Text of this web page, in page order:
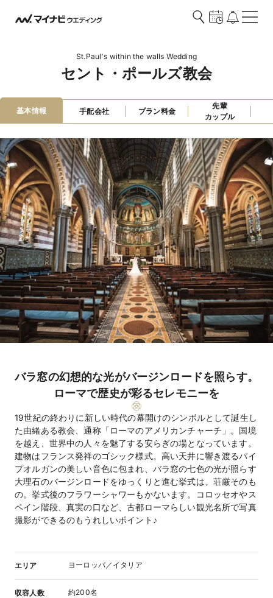
St.Paul's within the walls Wedding
セント・ポールズ教会
基本情報 手配会社 プラン料金
先輩
カップル
バラ窓の幻想的な光がバージンロードを照らす。
ローマで歴史が彩るセレモニーを
19世紀の終わりに新しい時代の幕開けのシンボルとして誕生し
た由緒ある教会、通称「ローマのアメリカンチャーチ」。国境
を越え、世界中の人々を魅了する安らぎの場となっています。
建物はフランス発祥のゴシック様式。高い天井に響き渡るパイ
プオルガンの美しい音色に包まれ、バラ窓の七色の光が照らす
大理石のバージンロードをゆっくりと進む挙式は、荘厳そのも
の。挙式後のフラワーシャワーもかないます。コロッセオやス
ペイン階段、真実の口など、古都ローマらしい観光名所で写真
撮影ができるのもうれしいポイント♪
エリア ヨーロッパ／イタリア
収容人数 約200名